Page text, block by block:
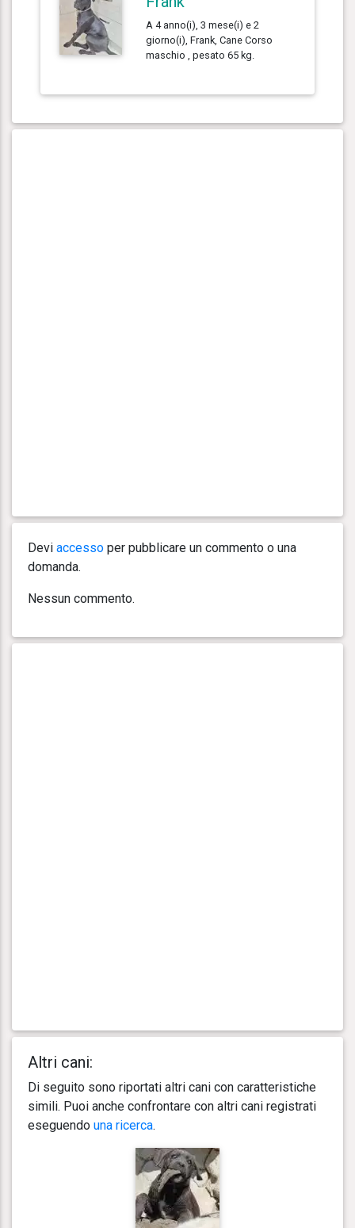
A 4 anno(i), 3 mese(i) e 2
giorno(i), Frank, Cane Corso
maschio , pesato 65 kg.
Devi accesso per pubblicare un commento o una
domanda.
Nessun commento.
Altri cani:
Di seguito sono riportati altri cani con caratteristiche
simili. Puoi anche confrontare con altri cani registrati
eseguendo una ricerca.